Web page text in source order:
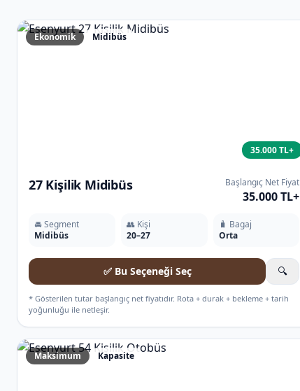
Ekonomik Midibüs
35.000 TL+
27 Kişilik Midibüs Başlangıç Net Fiyat
35.000 TL+
🚘 Segment
Midibüs
👥 Kişi
20–27
🧳 Bagaj
Orta
✅ Bu Seçeneği Seç 🔍
* Gösterilen tutar başlangıç net fiyatıdır. Rota + durak + bekleme + tarih
yoğunluğu ile netleşir.
Maksimum Kapasite